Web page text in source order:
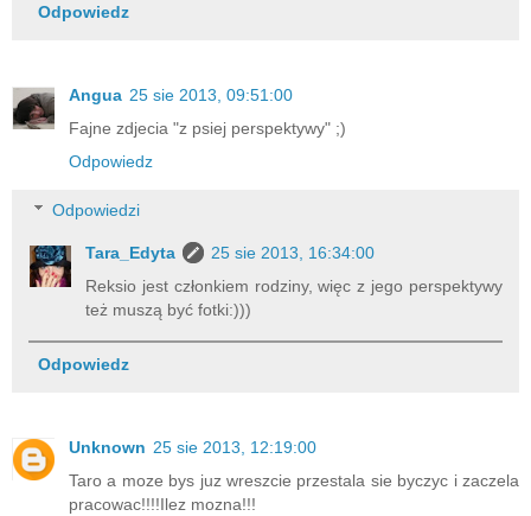
Odpowiedz
Angua 25 sie 2013, 09:51:00
Fajne zdjecia "z psiej perspektywy" ;)
Odpowiedz
Odpowiedzi
Tara_Edyta
25 sie 2013, 16:34:00
Reksio jest członkiem rodziny, więc z jego perspektywy
też muszą być fotki:)))
Odpowiedz
Unknown 25 sie 2013, 12:19:00
Taro a moze bys juz wreszcie przestala sie byczyc i zaczela
pracowac!!!!Ilez mozna!!!